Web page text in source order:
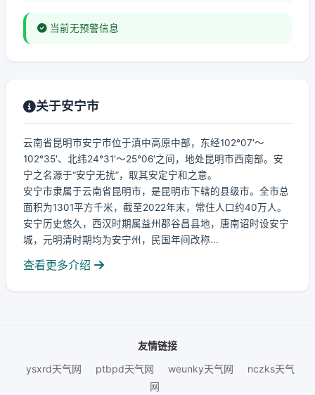
当前无预警信息
关于安宁市
云南省昆明市安宁市位于滇中高原中部，东经102°07′～
102°35′、北纬24°31′～25°06′之间，地处昆明市西南部。安
宁之名源于“安宁无扰”，取其安定宁和之意。
安宁市隶属于云南省昆明市，是昆明市下辖的县级市。全市总
面积为1301平方千米，截至2022年末，常住人口约40万人。
安宁历史悠久，西汉时期属益州郡谷昌县地，唐南诏时设安宁
城，元明清时期均为安宁州，民国年间改称...
查看更多介绍
友情链接
ysxrd天气网
ptbpd天气网 weunky天气网
nczks天气
网